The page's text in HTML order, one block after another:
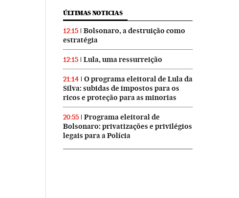
ÚLTIMAS NOTICIAS
12:15
Bolsonaro, a destruição como
estratégia
12:15 Lula, uma ressurreição
21:14
O programa eleitoral de Lula da
Silva: subidas de impostos para os
ricos e proteção para as minorias
20:55
Programa eleitoral de
Bolsonaro: privatizações e privilégios
legais para a Polícia